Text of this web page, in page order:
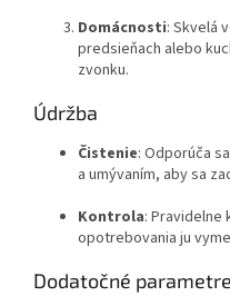
Domácnosti: Skvelá
predsieňach alebo
zvonku.
Údržba
Čistenie: Odporúča
a umývaním, aby sa
Kontrola: Pravidelne
opotrebovania ju
Dodatočné parametre